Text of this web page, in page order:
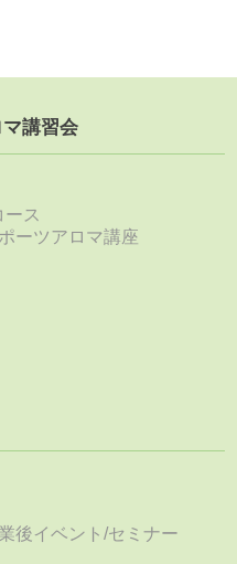
講習会
ス
ーツアロマ講座
後イベント/セミナー